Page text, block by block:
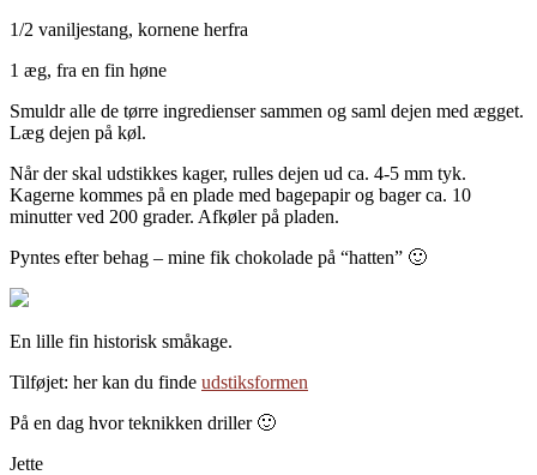
1/2 vaniljestang, kornene herfra
1 æg, fra en fin høne
Smuldr alle de tørre ingredienser sammen og saml dejen med ægget.
Læg dejen på køl.
Når der skal udstikkes kager, rulles dejen ud ca. 4-5 mm tyk.
Kagerne kommes på en plade med bagepapir og bager ca. 10
minutter ved 200 grader. Afkøler på pladen.
Pyntes efter behag – mine fik chokolade på “hatten” 🙂
En lille fin historisk småkage.
Tilføjet: her kan du finde udstiksformen
På en dag hvor teknikken driller 🙂
Jette